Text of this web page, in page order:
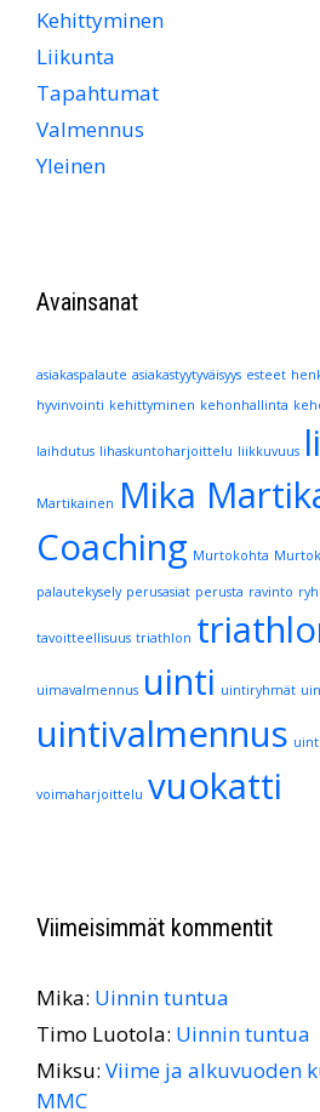
Kehittyminen
Liikunta
Tapahtumat
Valmennus
Yleinen
Avainsanat
asiakaspalaute asiakastyytyväisyys esteet
hyvinvointi kehittyminen kehonhallinta
laihdutus lihaskuntoharjoittelu liikkuvuus
Martikainen Mika
Coaching Murtokohta
palautekysely perusasiat perusta ravinto
tavoitteellisuus triathlon
uimavalmennus uinti uintiryhmät
uintivalmennus
voimaharjoittelu vuokatti
Viimeisimmät kommentit
Mika: Uinnin tuntua
Timo Luotola: Uinnin tuntua
Miksu: Viime ja alkuvuoden
MMC